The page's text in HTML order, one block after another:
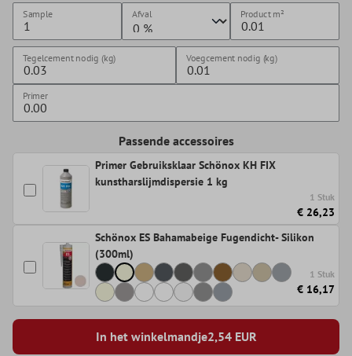
Sample Afval Productm²
Tegelcement nodig (kg) Voegcement nodig (kg)
Primer
Passende accessoires
Primer Gebruiksklaar Schönox KH FIX
kunstharslijmdispersie 1 kg
1 Stuk
€ 26,23
Schönox ES Bahamabeige Fugendicht- Silikon
(300ml)
1 Stuk
€ 16,17
In het winkelmandje2,54EUR